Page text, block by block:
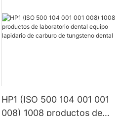
HP1 (ISO 500 104 001 001
008) 1008 productos de